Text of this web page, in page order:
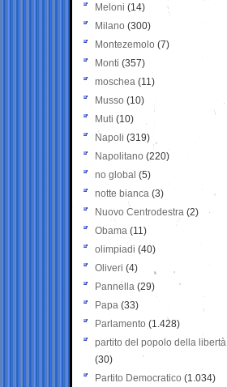
Meloni (14)
Milano (300)
Montezemolo (7)
Monti (357)
moschea (11)
Musso (10)
Muti (10)
Napoli (319)
Napolitano (220)
no global (5)
notte bianca (3)
Nuovo Centrodestra (2)
Obama (11)
olimpiadi (40)
Oliveri (4)
Pannella (29)
Papa (33)
Parlamento (1.428)
partito del popolo della libertà
(30)
Partito Democratico (1.034)